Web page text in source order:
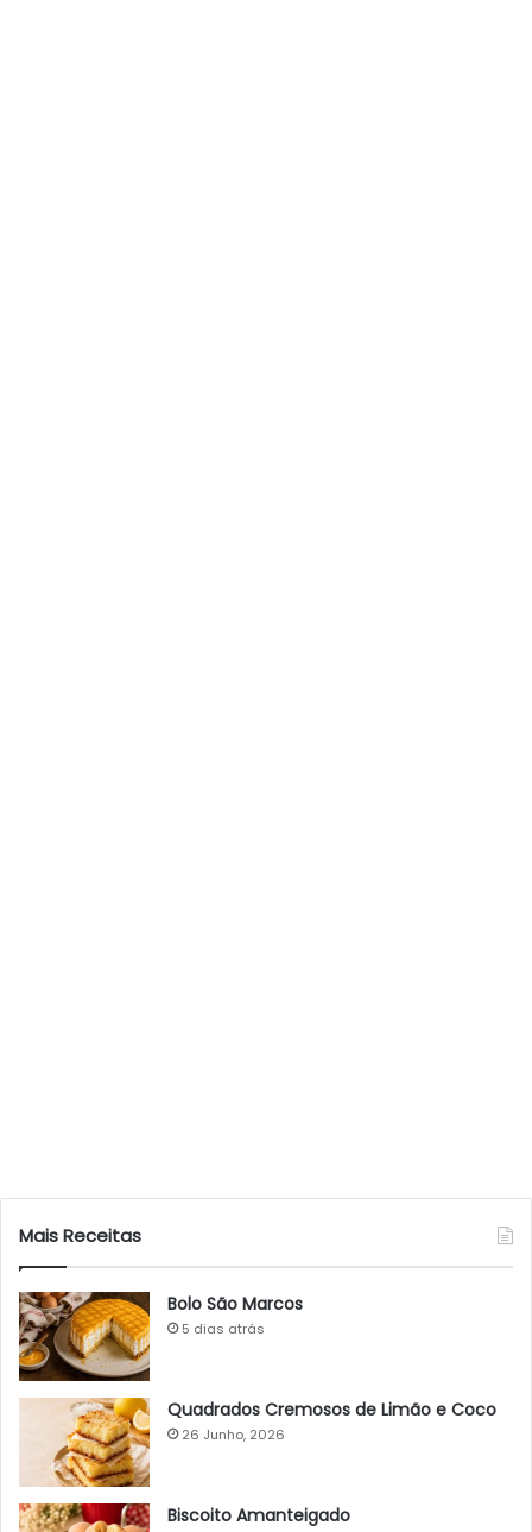
Mais Receitas
Bolo São Marcos
5 dias atrás
Quadrados Cremosos de Limão e Coco
26 Junho, 2026
Biscoito Amanteigado